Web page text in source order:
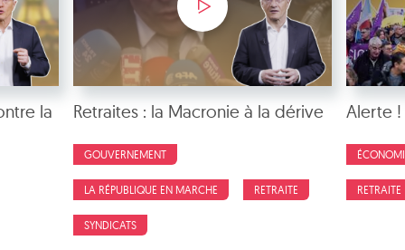
la Retraites : la Macronie à la dérive
GOUVERNEMENT
LA RÉPUBLIQUE EN MARCHE RETRAITE
SYNDICATS
Alerte !
RETRAITE